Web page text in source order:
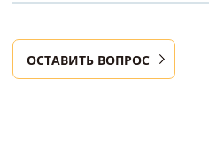
ОСТАВИТЬ ВОПРОС